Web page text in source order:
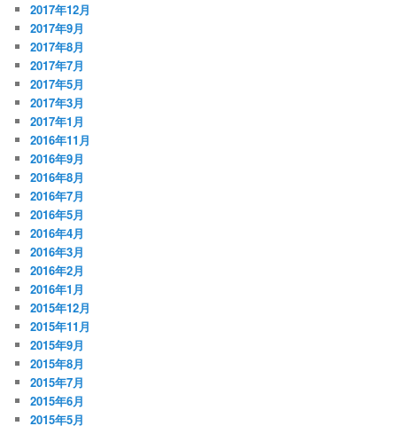
2017年12月
2017年9月
2017年8月
2017年7月
2017年5月
2017年3月
2017年1月
2016年11月
2016年9月
2016年8月
2016年7月
2016年5月
2016年4月
2016年3月
2016年2月
2016年1月
2015年12月
2015年11月
2015年9月
2015年8月
2015年7月
2015年6月
2015年5月